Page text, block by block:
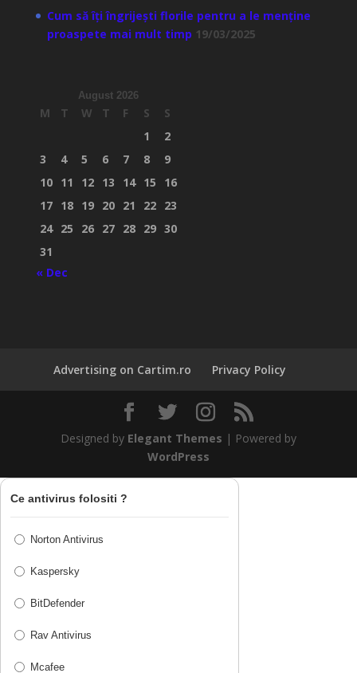
Cum să îți îngrijești florile pentru a le menține
proaspete mai mult timp 19/03/2025
August 2026
M T W T F S
S
1
2
3
4 5 6 7 8
9
10 11 12 13 14 15
16
17 18 19 20 21 22 23
24 25 26 27 28 29 30
31
« Dec
Advertising on Cartim.ro Privacy Policy
Designed by Elegant Themes | Powered by
WordPress
Ce antivirus folositi ?
Norton Antivirus
Kaspersky
BitDefender
Rav Antivirus
Mcafee